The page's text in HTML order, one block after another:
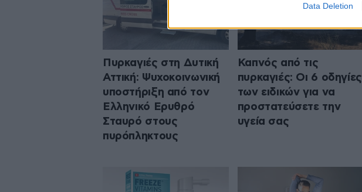
Data Deletion
Πυρκαγιές στη Δυτική
Αττική: Ψυχοκοινωνική
υποστήριξη από τον
Ελληνικό Ερυθρό
Σταυρό στους
πυρόπληκτους
Καπνός από τις
πυρκαγιές: Οι 6 οδηγίες
των ειδικών για να
προστατεύσετε την
υγεία σας